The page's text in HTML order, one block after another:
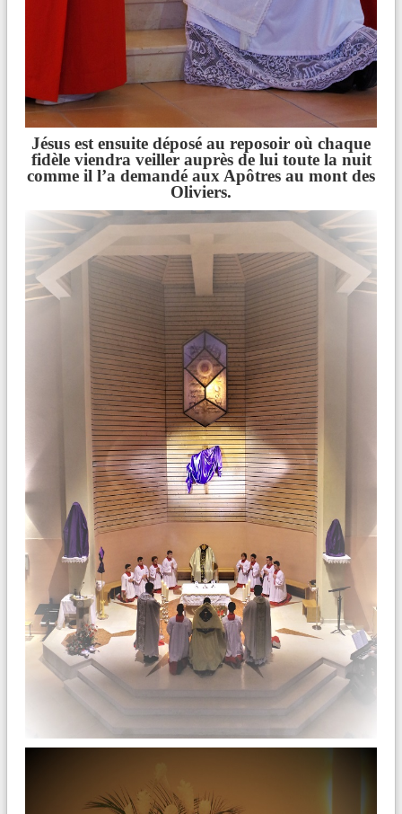
Jésus est ensuite déposé au reposoir où chaque
fidèle viendra veiller auprès de lui toute la nuit
comme il l’a demandé aux Apôtres au mont des
Oliviers.